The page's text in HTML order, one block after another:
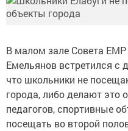
В малом зале Совета ЕМР
Емельянов встретился с
что школьники не
города, либо делают это
педагогов, спортивные
посещать во второй